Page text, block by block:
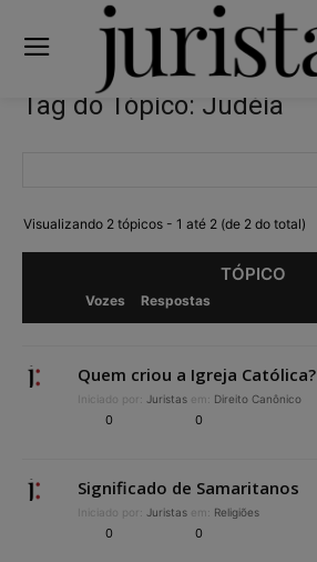
Tag do Tópico: Judéia
Visualizando 2 tópicos - 1 até 2 (de 2 do total)
TÓPICO
Vozes Respostas
Quem criou a Igreja Católica?
Iniciado por: Juristas em: Direito Canônico
0 0
Significado de Samaritanos
Iniciado por: Juristas em: Religiões
0 0